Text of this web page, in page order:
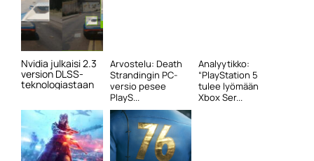
Nvidia julkaisi 2.3
version DLSS-
teknologiastaan
Arvostelu: Death
Strandingin PC-
versio pesee
PlayS...
Analyytikko:
“PlayStation 5
tulee lyömään
Xbox Ser...